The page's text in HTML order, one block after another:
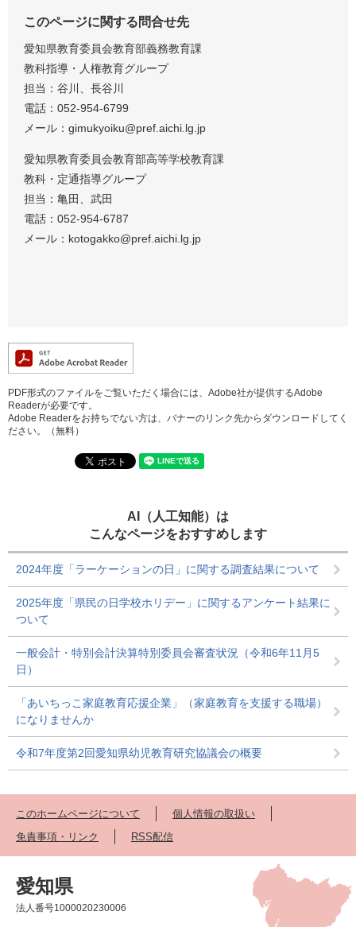
このページに関する問合せ先
愛知県教育委員会教育部義務教育課
教科指導・人権教育グループ
担当：谷川、長谷川
電話：052-954-6799
メール：gimukyoiku@pref.aichi.lg.jp
愛知県教育委員会教育部高等学校教育課
教科・定通指導グループ
担当：亀田、武田
電話：052-954-6787
メール：kotogakko@pref.aichi.lg.jp
PDF形式のファイルをご覧いただく場合には、Adobe社が提供するAdobe
Readerが必要です。
Adobe Readerをお持ちでない方は、バナーのリンク先からダウンロードしてく
ださい。（無料）
AI（人工知能）は
こんなページをおすすめします
2024年度「ラーケーションの日」に関する調査結果について
2025年度「県民の日学校ホリデー」に関するアンケート結果に
ついて
一般会計・特別会計決算特別委員会審査状況（令和6年11月5
日）
「あいちっこ家庭教育応援企業」（家庭教育を支援する職場）
になりませんか
令和7年度第2回愛知県幼児教育研究協議会の概要
このホームページについて
個人情報の取扱い
免責事項・リンク
RSS配信
愛知県
法人番号1000020230006